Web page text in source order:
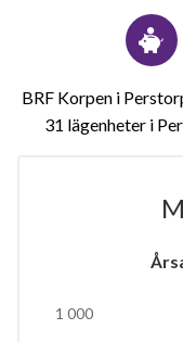
BRF Korpen i
31 lägenheter i
1 000